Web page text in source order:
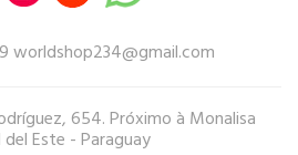
worldshop234@gmail.com
654. Próximo à Monalisa
del Este - Paraguay